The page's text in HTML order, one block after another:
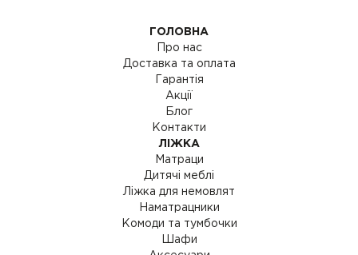
ГОЛОВНА
Про нас
Доставка та оплата
Гарантія
Акції
Блог
Контакти
ЛІЖКА
Матраци
Дитячі меблі
Ліжка для немовлят
Наматрацники
Комоди та тумбочки
Шафи